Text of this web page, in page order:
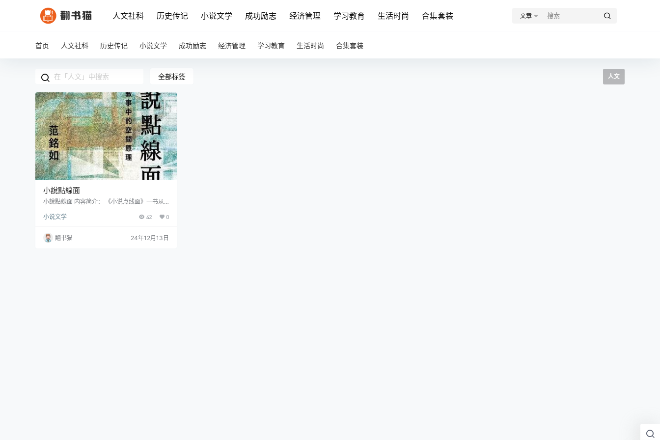
人文社科 历史传记 小说文学 成功励志 经济管理 学习教育 生活时尚 合集套装 文章
首页 人文社科 历史传记 小说文学 成功励志 经济管理 学习教育 生活时尚 合集套装
全部标签 人文
小說點線面
小說點線面 内容简介： 《小说点线面》一书从
物、情节、叙述与时间等议题的关注，将空间元
视角。 范铭如在书中提出独特的空间分类理论，
以"点、线、面"三个基本类型为框架，并加入复
小说文学 42 0
翻书猫 24年12月13日